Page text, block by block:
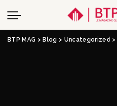
BTP MAG > Blog > Uncategorized >